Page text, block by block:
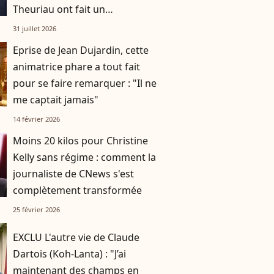
Theuriau ont fait un
compromis pour leurs enfants
31 juillet 2026
Eprise de Jean Dujardin, cette
animatrice phare a tout fait
pour se faire remarquer : "Il ne
me captait jamais"
14 février 2026
Moins 20 kilos pour Christine
Kelly sans régime : comment la
journaliste de CNews s'est
complètement transformée
25 février 2026
EXCLU L'autre vie de Claude
Dartois (Koh-Lanta) : "J’ai
maintenant des champs en